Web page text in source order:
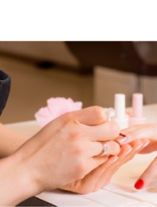
A tanfolyam
értékű Spirit Start
kattintva tekinthetsz
Most minden új
hozzáférést adunk